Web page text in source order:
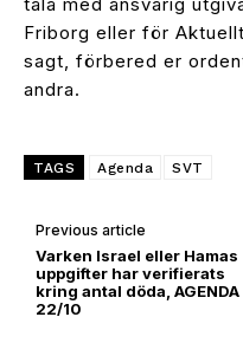
tala med ansvarig
Friborg eller för
sagt, förbered er
andra.
TAGS Agenda SVT
Previous article
Varken Israel eller Hamas
uppgifter har verifierats
kring antal döda, AGENDA
22/10